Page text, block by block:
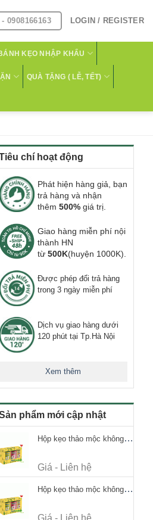
0908166163 LOGIN / REGISTER
KẸO NHẬP KHẨU
QUÀ TẶNG ( LỄ, TẾT)
chí hoạt động
Phát hiện hàng giả, bạn
trả hàng và nhận
thêm 500% giá trị.
Giao hàng miễn phí nội
thành HN
từ 500K(huyện 1000K).
Được phép đổi trả hàng
trong 3 ngày miễn phí
Dịch vụ giao hàng dưới
120 phút tại Tp.Hà Nội
Xem thêm
phẩm mới cập nhật
Hộp kẹo thảo mộc không đường Ricola Signature 112.5g
Giá - Liên hệ
Hộp kẹo thảo mộc không đường Ricola Signature 112.5g